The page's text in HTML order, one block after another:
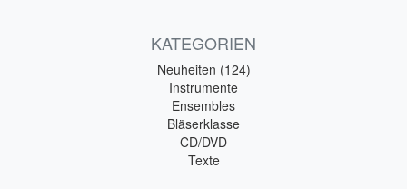
KATEGORIEN
Neuheiten (124)
Instrumente
Ensembles
Bläserklasse
CD/DVD
Texte